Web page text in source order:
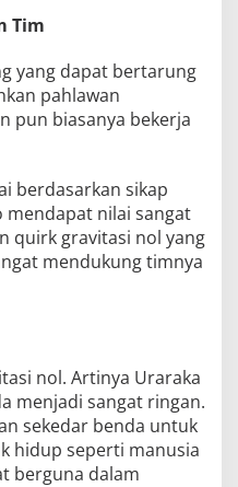
Tim
yang dapat bertarung
pahlawan
pun biasanya bekerja
berdasarkan sikap
mendapat nilai sangat
quirk gravitasi nol yang
mendukung timnya
nol. Artinya Uraraka
menjadi sangat ringan.
sekedar benda untuk
hidup seperti manusia
berguna dalam